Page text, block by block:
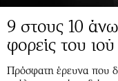
9 στους 10
φορείς του
Πρόσφατη έρευνα που